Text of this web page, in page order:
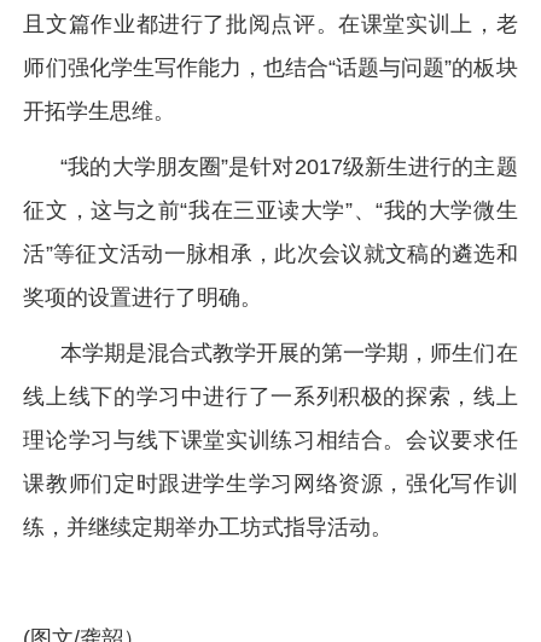
且文篇作业都进行了批阅点评。在课堂实训上，老
师们强化学生写作能力，也结合“话题与问题”的板块
开拓学生思维。
“我的大学朋友圈”是针对2017级新生进行的主题
征文，这与之前“我在三亚读大学”、“我的大学微生
活”等征文活动一脉相承，此次会议就文稿的遴选和
奖项的设置进行了明确。
本学期是混合式教学开展的第一学期，师生们在
线上线下的学习中进行了一系列积极的探索，线上
理论学习与线下课堂实训练习相结合。会议要求任
课教师们定时跟进学生学习网络资源，强化写作训
练，并继续定期举办工坊式指导活动。